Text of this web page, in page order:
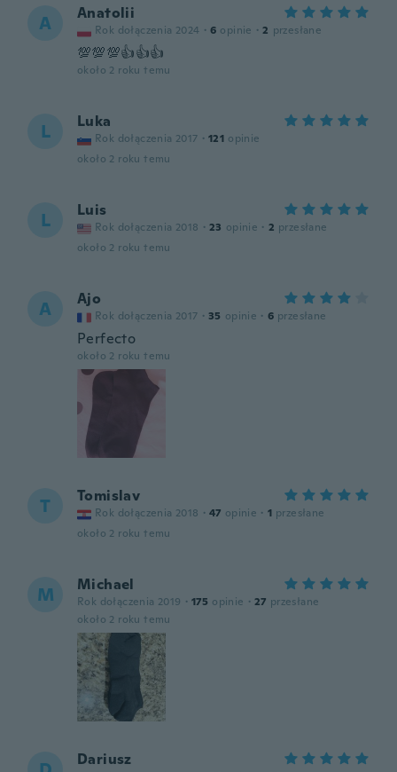
A Anatolii
Rok dołączenia 2024 · 6 opinie · 2 przesłane
💯💯💯👍👍👍
około 2 roku temu
L Luka
Rok dołączenia 2017 · 121 opinie
około 2 roku temu
L Luis
Rok dołączenia 2018 · 23 opinie · 2 przesłane
około 2 roku temu
A Ajo
Rok dołączenia 2017 · 35 opinie · 6 przesłane
Perfecto
około 2 roku temu
T Tomislav
Rok dołączenia 2018 · 47 opinie · 1 przesłane
około 2 roku temu
M Michael
Rok dołączenia 2019 · 175 opinie · 27 przesłane
około 2 roku temu
Dariusz